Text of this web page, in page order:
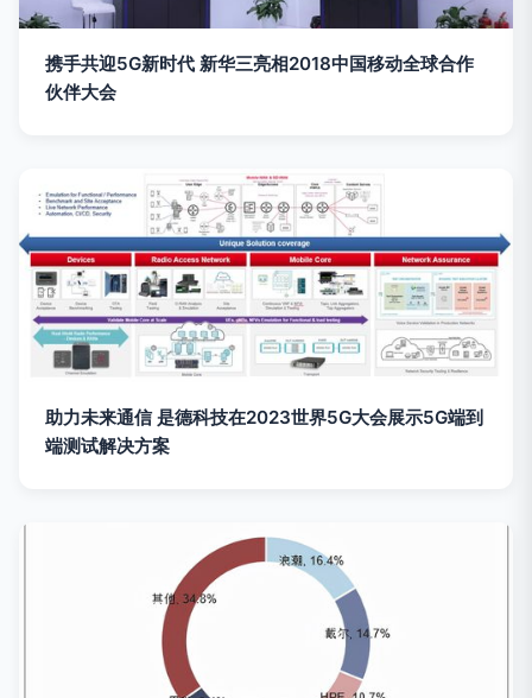
携手共迎5G新时代 新华三亮相2018中国移动全球合作
伙伴大会
助力未来通信 是德科技在2023世界5G大会展示5G端到
端测试解决方案